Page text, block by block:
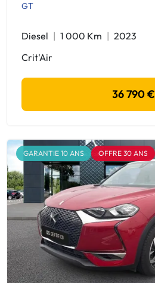
GT
Diesel 1 000 Km
2023
Crit'Air
36 790 €
GARANTIE 10 ANS OFFRE 30 ANS